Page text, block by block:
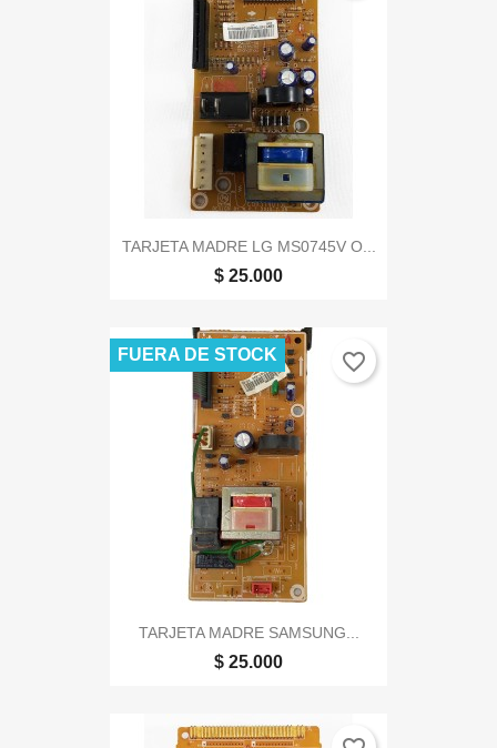
TARJETA MADRE LG MS0745V O...
$ 25.000
TARJETA MADRE SAMSUNG...
$ 25.000
FUERA DE STOCK favorite_border